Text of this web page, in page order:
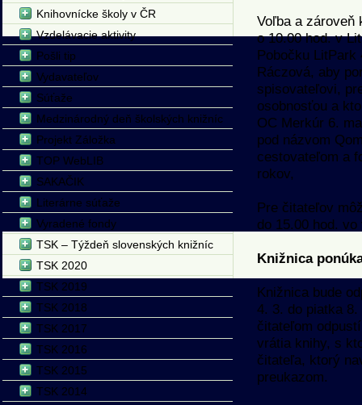
Voľba a zároveň
o 10.00 hod. v
Pobočku
Ráczová, aby
spisovateľovi,
osobnosťou a
OC Merkúr 6.
pod názvom
cestovateľom a
rokov,
Pre čitateľov
do 15.00 hod.
Knižnica
Knižnica bude
4. 3. do piatka
čitateľom
vrátia knihy, s
čitateľa, ktorý
preukazom.
Knihovnícke školy v ČR
Vzdelávacie aktivity
Pošli tip
Vydavateľov
Súťaže
Medzinárodný deň školských knižníc
Projekt Záložka
TOP WebLIB
SAKAČIK
Literárne súťaže
Vyradené fondy
TSK – Týždeň slovenských knižníc
TSK 2020
TSK 2019
TSK 2018
TSK 2017
TSK 2016
TSK 2015
TSK 2014